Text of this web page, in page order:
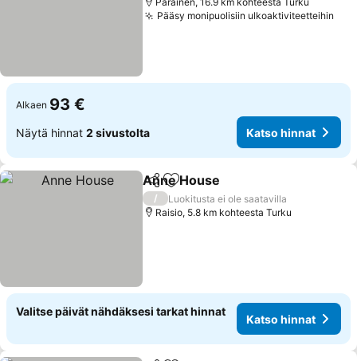
Pääsy monipuolisiin ulkoaktiviteetteihin
Alkaen 93 €
Näytä hinnat 2 sivustolta Katso hinnat
Jaa Lisää suosikkeihin
Anne House
/
Luokitusta ei ole saatavilla
Raisio, 5.8 km kohteesta Turku
Valitse päivät nähdäksesi tarkat hinnat
Katso hinnat